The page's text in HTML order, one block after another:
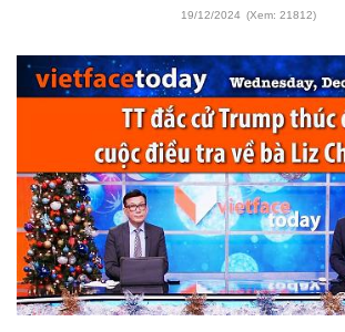
19/12/2024 (Xem: 21812)